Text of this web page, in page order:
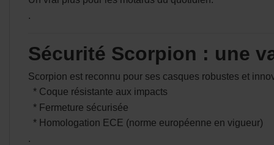
.
Sécurité Scorpion : une
Scorpion est reconnu pour ses casques robustes et
* Coque résistante aux impacts
* Fermeture sécurisée
* Homologation ECE (norme européenne en vigueur)
.